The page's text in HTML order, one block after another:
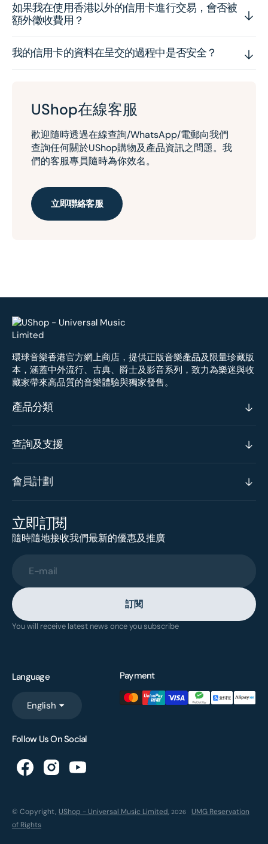
如果我在使用香港以外的信用卡進行交易，會否被
額外徵收費用？
我的信用卡的資料在呈交的過程中是否安全？
UShop在線客服
歡迎隨時透過在線查詢/WhatsApp/電郵向我們
查詢任何關於UShop購物及產品資訊之問題。我
們的客服專員隨時為你效名。
立即聯絡客服
環球音樂香港官方網上商店，提供正版音樂產品及限量珍藏版
本，涵蓋中外流行、古典、爵士及影音系列，致力為樂迷與收
藏家帶來高品質的音樂體驗與獨家發售。
產品分類
查詢及支援
會員計劃
立即訂閱
隨時隨地接收我們最新的優惠及推廣
E-mail
訂閱
You will receive latest news once you subscribe
Language
English
Payment
Follow Us On Social
© Copyright, UShop - Universal Music Limited, 2026
UMG Reservation
of Rights